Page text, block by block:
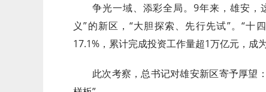
争光一域、添彩全局。9年来，雄安，
义”的新区，“大胆探索、先行先试”。“十
17.1%，累计完成投资工作量超1万亿元，成
此次考察，总书记对雄安新区寄予厚望